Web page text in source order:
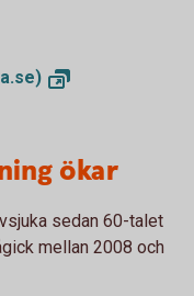
ökar
sedan 60-talet
mellan 2008 och